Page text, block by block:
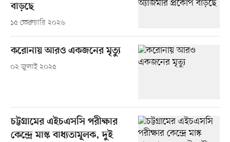
বাড়ছে
১৫ ফেব্রুয়ারি ২০২৬
করোনায় আরও একজনের মৃত্যু
০২ জুলাই ২০২৫
চট্টগ্রামের এইচএসসি পরীক্ষার
কেন্দ্রে মাস্ক বাধ্যতামূলক, দুই